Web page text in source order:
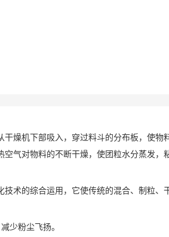
干燥机下部吸入，穿过料斗的分布板，使
空气对物料的不断干燥，使团粒水分蒸发
术的综合运用，它使传统的混合、制粒、
少粉尘飞扬。